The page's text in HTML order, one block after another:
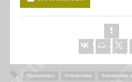
Крымэнерго отключение отключение